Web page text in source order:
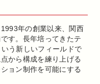
年の創業以来、関西
す。長年培ってきたテ
う新しいフィールドで
から構成を練り上げる
ョン制作を可能にする